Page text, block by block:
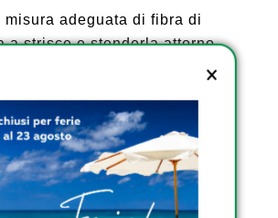
misura adeguata di fibra di
a strisce e stenderla attorno
sia steso sulla superficie in
rimuovendo eventuali bolle
Dopo aver posato il
in fibra di vetro, applicare
un altro rivestimento